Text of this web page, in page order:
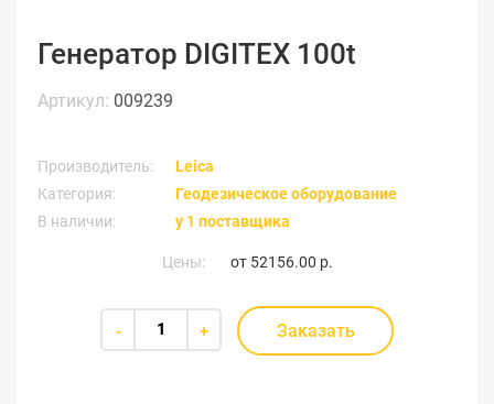
Генератор DIGITEX 100t
Артикул: 009239
Производитель:
Leica
Категория:
Геодезическое оборудование
В наличии:
у 1 поставщика
Цены: от 52156.00 р.
- + Заказать